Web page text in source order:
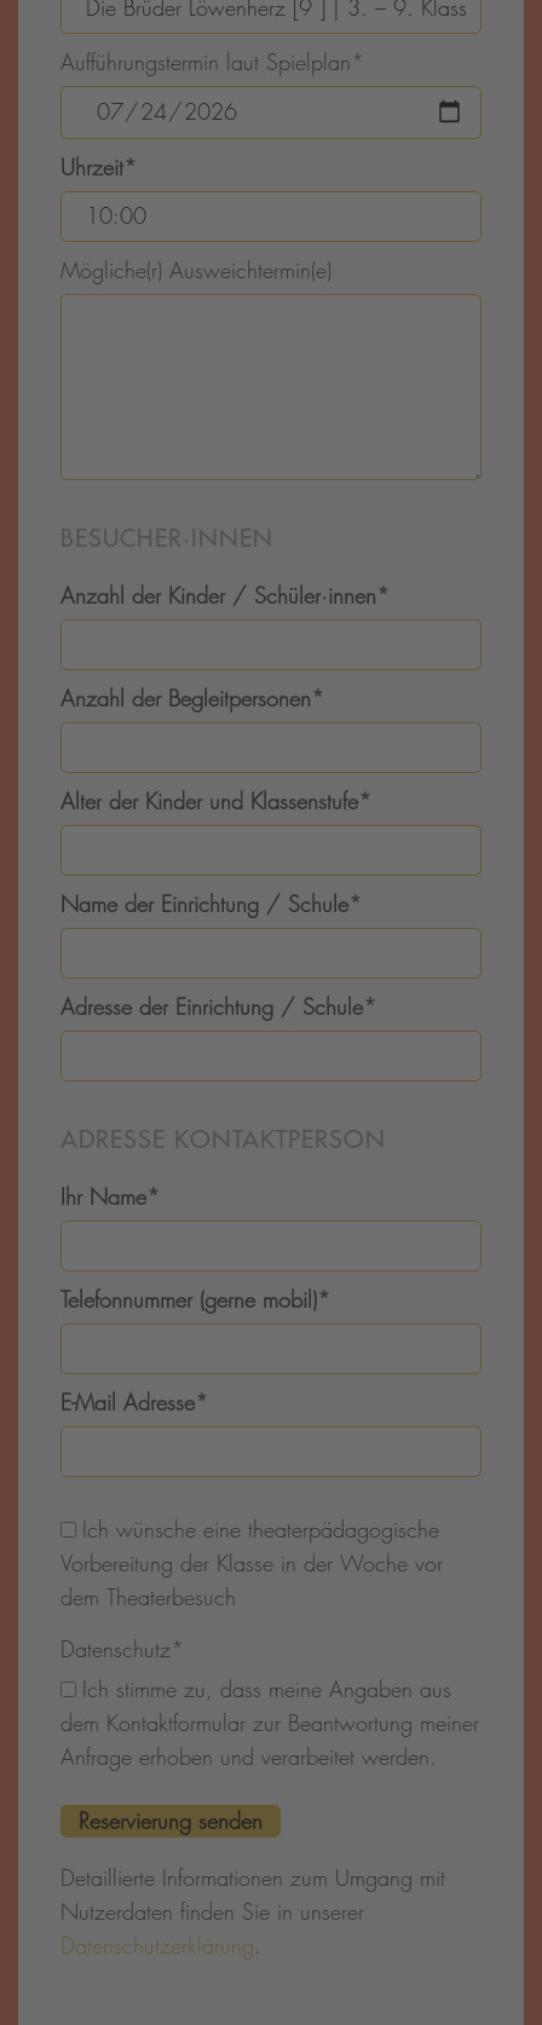
Aufführungstermin laut Spielplan*
Uhrzeit*
Mögliche(r) Ausweichtermin(e)
BESUCHER·INNEN
Anzahl der Kinder / Schüler·innen*
Anzahl der Begleitpersonen*
Alter der Kinder und Klassenstufe*
Name der Einrichtung / Schule*
Adresse der Einrichtung / Schule*
ADRESSE KONTAKTPERSON
Ihr Name*
Telefonnummer (gerne mobil)*
E-Mail Adresse*
Ich wünsche eine theaterpädagogische
Vorbereitung der Klasse in der Woche vor
dem Theaterbesuch
Datenschutz*
Ich stimme zu, dass meine Angaben aus
dem Kontaktformular zur Beantwortung meiner
Anfrage erhoben und verarbeitet werden.
Detaillierte Informationen zum Umgang mit
Nutzerdaten finden Sie in unserer
Datenschutzerklärung